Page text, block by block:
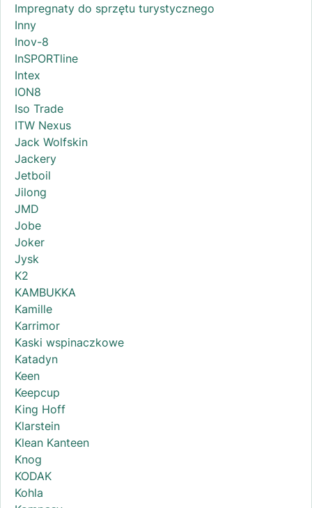
Impregnaty do sprzętu turystycznego
Inny
Inov-8
InSPORTline
Intex
ION8
Iso Trade
ITW Nexus
Jack Wolfskin
Jackery
Jetboil
Jilong
JMD
Jobe
Joker
Jysk
K2
KAMBUKKA
Kamille
Karrimor
Kaski wspinaczkowe
Katadyn
Keen
Keepcup
King Hoff
Klarstein
Klean Kanteen
Knog
KODAK
Kohla